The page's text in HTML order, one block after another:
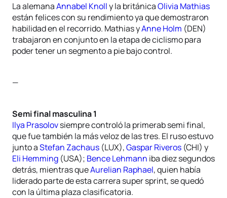
La alemanaAnnabel Knolly la británicaOlivia Mathias
están felices con su rendimiento ya que demostraron
habilidad en el recorrido. Mathias yAnne Holm (DEN)
trabajaron en conjunto en la etapa de ciclismo para
poder tener un segmento a pie bajo control.
—
Semi final masculina 1
Ilya Prasolovsiempre controló la primerab semi final,
que fue también la más veloz de las tres. El ruso estuvo
junto aStefan Zachaus (LUX),Gaspar Riveros (CHI) y
Eli Hemming (USA); Bence Lehmann iba diez segundos
detrás, mientras queAurelian Raphael, quien había
liderado parte de esta carrera super sprint, se quedó
con la última plaza clasificatoria.